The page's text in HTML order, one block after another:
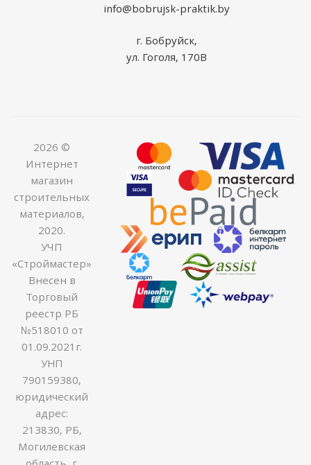
info@bobrujsk-praktik.by
г. Бобруйск,
ул. Гоголя, 170В
2026 ©
Интернет
магазин
строительных
материалов,
2020.
УЧП
«Строймастер»
Внесен в
Торговый
реестр РБ
№518010 от
01.09.2021г.
УНП
790159380,
юридический
адрес:
213830, РБ,
Могилевская